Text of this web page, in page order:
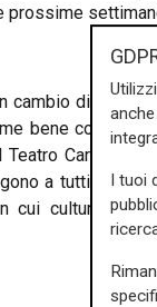
prossime
cambio di
bene comune»,
Carlo
a tutti. È
cui cultura,
I tuoi